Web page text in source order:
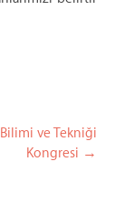
Bilimi ve Tekniği
Kongresi →